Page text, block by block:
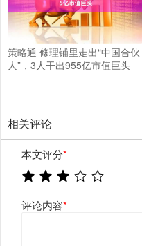
策略通 修理铺里走出“中国合伙
人”，3人干出955亿市值巨头
相关评论
本文评分*
评论内容*